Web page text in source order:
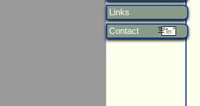
Links
Contact